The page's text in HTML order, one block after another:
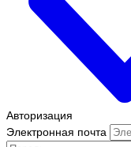
Авторизация
Электронная почта